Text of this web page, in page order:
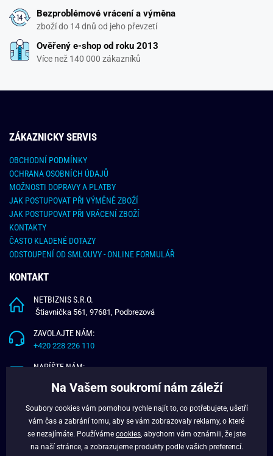
Bezproblémové vrácení a výměna
zboží do 14 dnů od jeho převzetí
Ověřený e-shop od roku 2013
Více než 140 000 zákazníků
ZÁKAZNICKY SERVIS
OBCHODNÍ PODMÍNKY
OCHRANA OSOBNÍCH ÚDAJŮ
MOŽNOSTI DOPRAVY A PLATBY
JAK POSTUPOVAT PŘI VÝMĚNĚ ZBOŽÍ
JAK POSTUPOVAT PŘI VRÁCENÍ ZBOŽÍ
KONTAKTY
ČASTO KLADENÉ DOTAZY
ODSTOUPENÍ OD SMLOUVY - ONLINE FORMULÁŘ
KONTAKT
NETBIZNIS S.R.O.
Štiavnička 561, 97681, Podbrezová
ZAVOLAJTE NÁM:
+420 228 226 110
NAPÍŠTE NÁM:
O NÁS
VĚRNOSTNÍ PROGRAM
Na Vašem soukromí nám záleží
Soubory cookies vám pomohou rychle najít to, co potřebujete, ušetří
vám čas a zabrání tomu, aby se vám zobrazovaly reklamy, o které
se nezajímáte. Používáme cookies , abychom vám oznámili, že jste
na naší stránce, a zobrazujeme produkty podle vašich preferencí.